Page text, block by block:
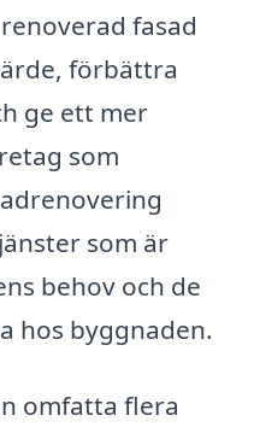
fasad
förbättra
ge ett mer
som
som är
behov och de
hos byggnaden.
omfatta flera